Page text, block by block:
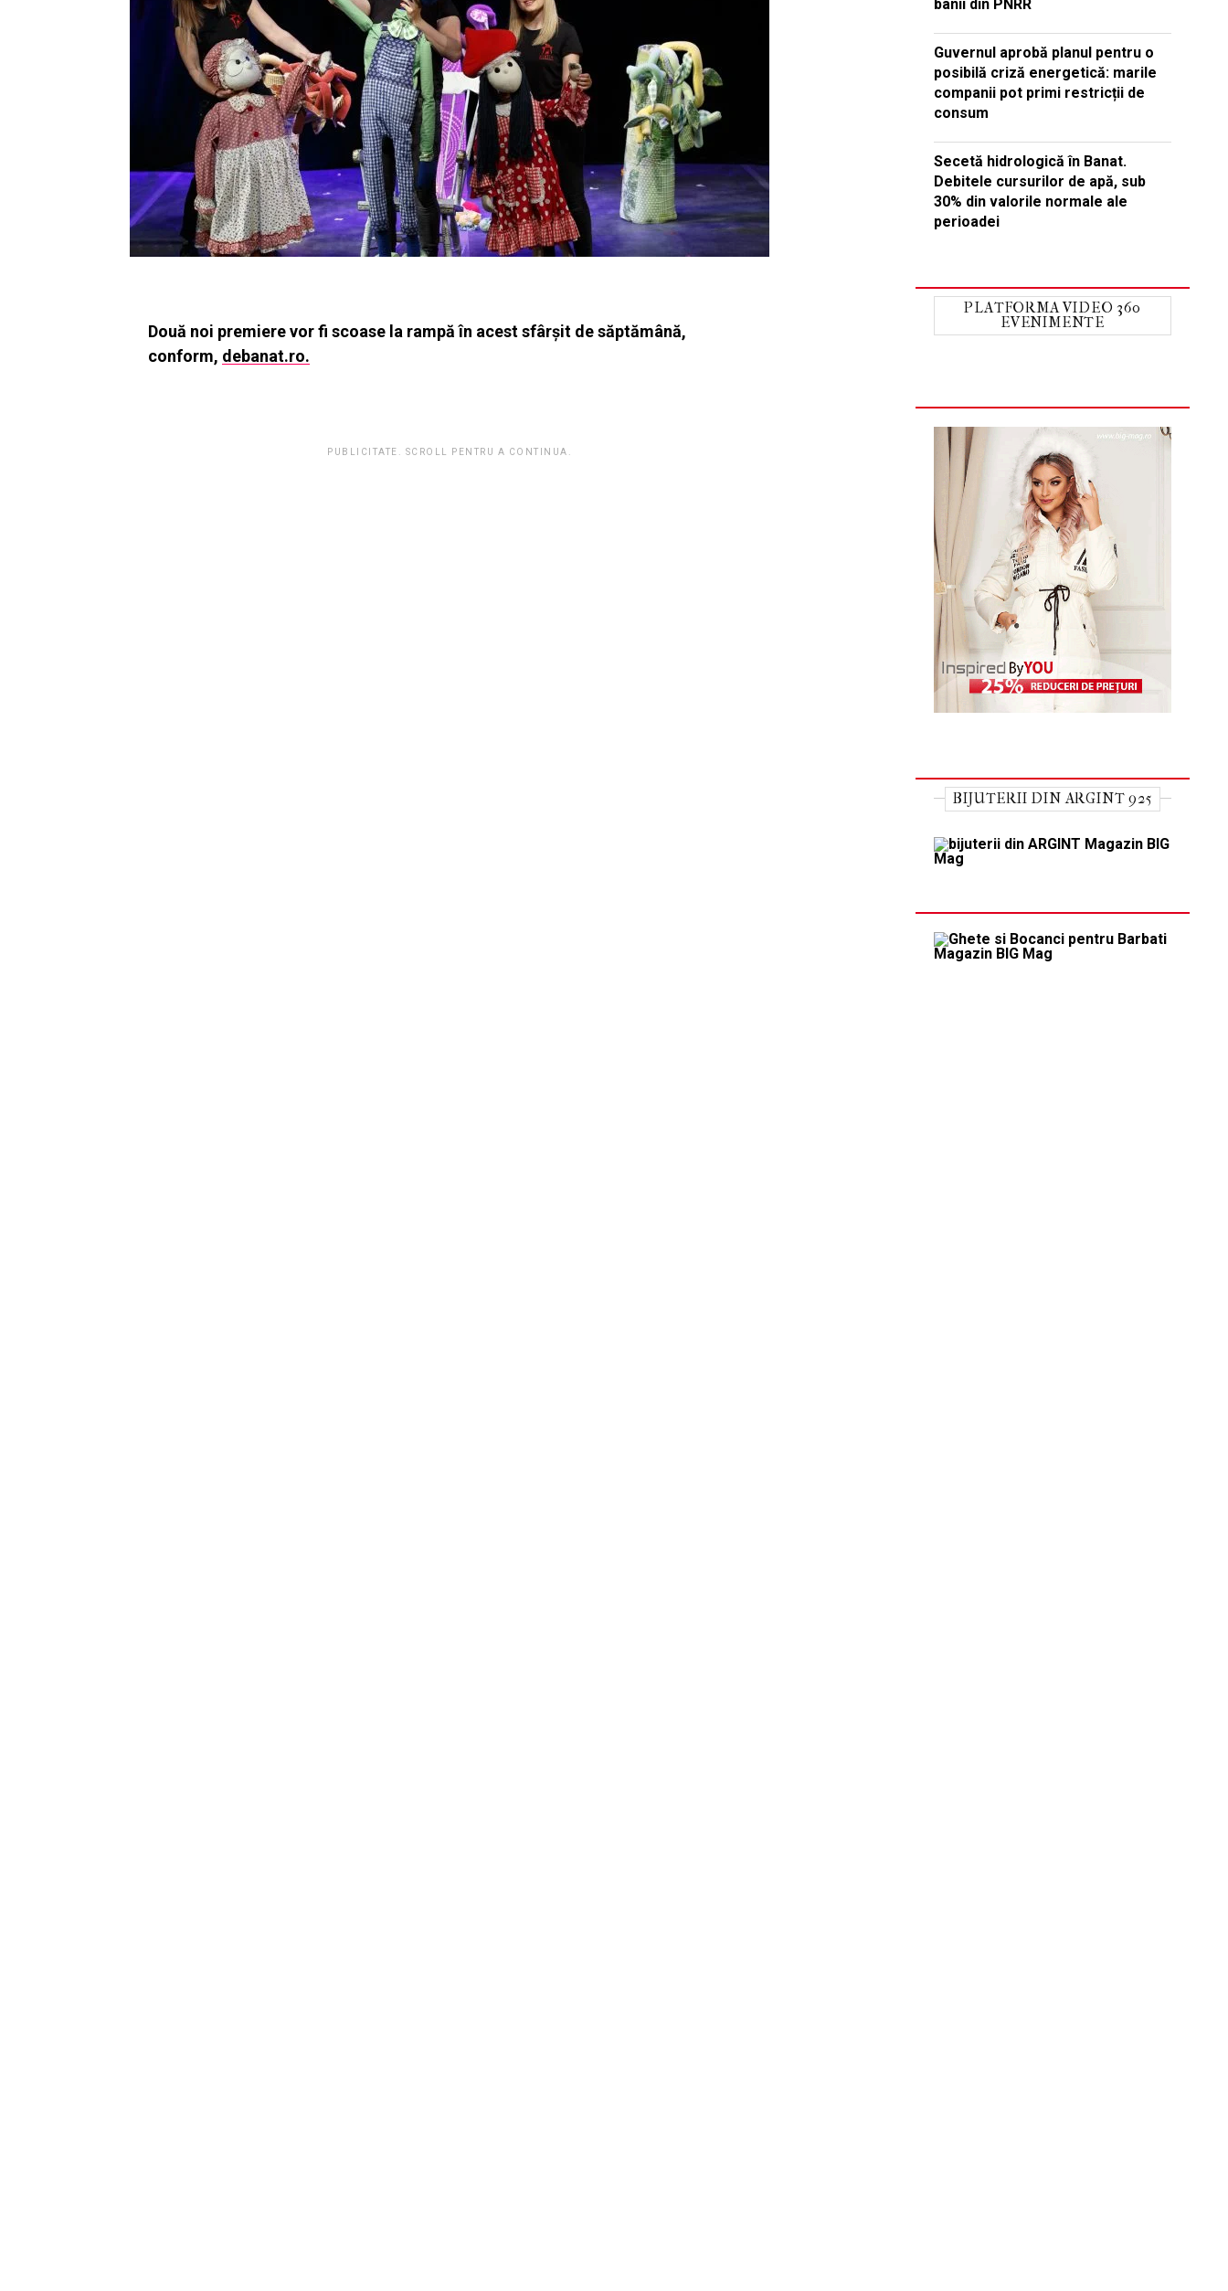
Două noi premiere vor fi scoase la rampă în acest sfârșit de săptămână,
conform, debanat.ro.
PUBLICITATE. SCROLL PENTRU A CONTINUA.
banii din PNRR
Guvernul aprobă planul pentru o
posibilă criză energetică: marile
companii pot primi restricții de
consum
Secetă hidrologică în Banat.
Debitele cursurilor de apă, sub
30% din valorile normale ale
perioadei
PLATFORMA VIDEO 360
EVENIMENTE
BIJUTERII DIN ARGINT 925